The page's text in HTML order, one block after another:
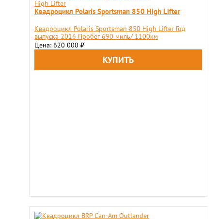
Квадроцикл Polaris Sportsman 850 High Lifter
Квадроцикл Polaris Sportsman 850 High Lifter Год
выпуска 2016 Пробег 690 миль/ 1100км
Цена: 620 000 ₽